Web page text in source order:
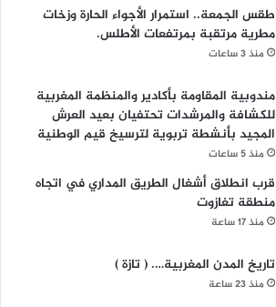
طقس الجمعة.. استمرار الأجواء الحارة وزخات
مطرية مرتقبة بمرتفعات الأطلس.
منذ 3 ساعات
مندوبية المقاومة بأكادير والمنظمة المغربية
للكشافة والمرشدات تحتفيان بعيد العرش
المجيد بأنشطة تربوية لترسيخ قيم الوطنية
منذ 5 ساعات
قرب انطلاق أشغال الطريق المداري في اتجاه
منطقة تغازوت
منذ 17 ساعة
تاريخ المدن المغربية…. ( تازة )
منذ 23 ساعة